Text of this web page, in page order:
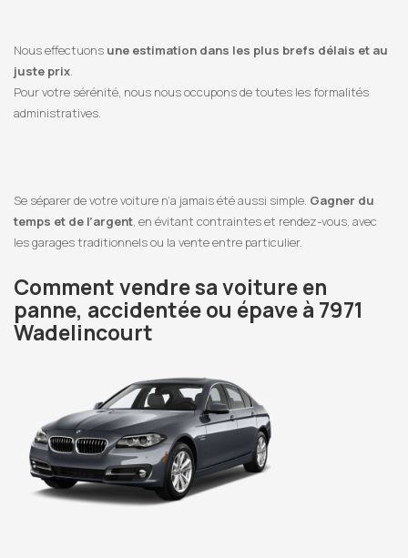
Nous effectuons une estimation dans les plus brefs délais et au
juste prix.
Pour votre sérénité, nous nous occupons de toutes les formalités
administratives.
Se séparer de votre voiture n’a jamais été aussi simple. Gagner du
temps et de l’argent, en évitant contraintes et rendez-vous, avec
les garages traditionnels ou la vente entre particulier.
Comment vendre sa voiture en
panne, accidentée ou épave à 7971
Wadelincourt